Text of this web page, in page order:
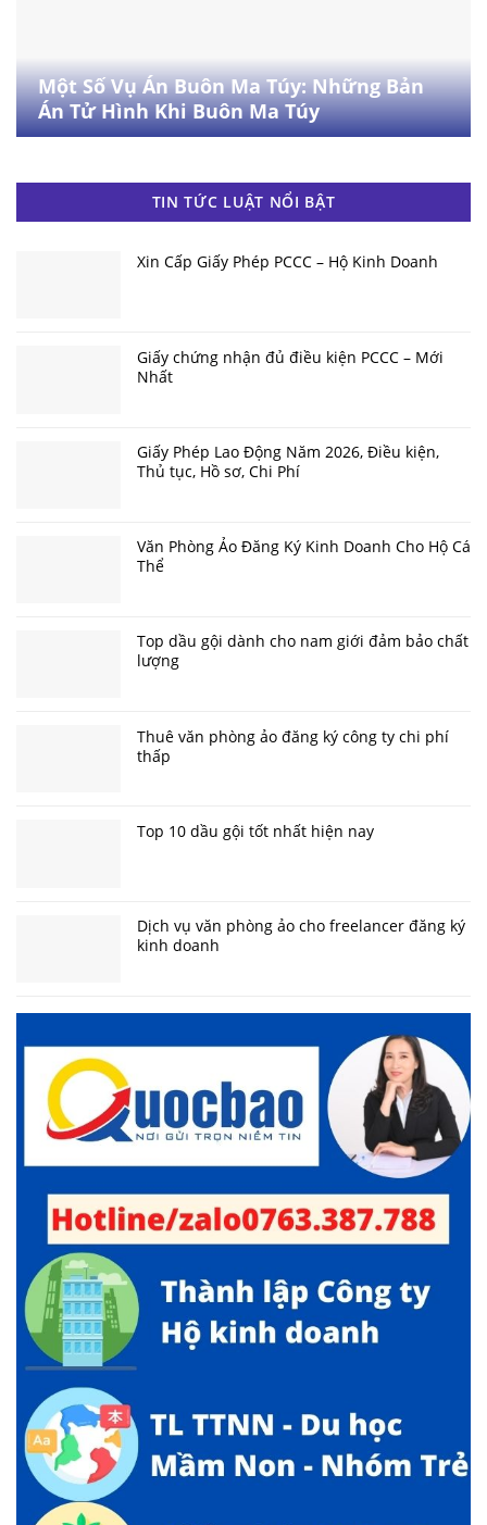
Một Số Vụ Án Buôn Ma Túy: Những Bản
Án Tử Hình Khi Buôn Ma Túy
TIN TỨC LUẬT NỔI BẬT
Xin Cấp Giấy Phép PCCC – Hộ Kinh Doanh
Giấy chứng nhận đủ điều kiện PCCC – Mới
Nhất
Giấy Phép Lao Động Năm 2026, Điều kiện,
Thủ tục, Hồ sơ, Chi Phí
Văn Phòng Ảo Đăng Ký Kinh Doanh Cho Hộ Cá
Thể
Top dầu gội dành cho nam giới đảm bảo chất
lượng
Thuê văn phòng ảo đăng ký công ty chi phí
thấp
Top 10 dầu gội tốt nhất hiện nay
Dịch vụ văn phòng ảo cho freelancer đăng ký
kinh doanh